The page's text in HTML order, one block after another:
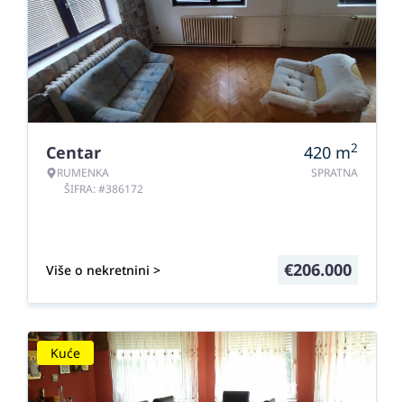
Centar
RUMENKA
ŠIFRA: #386172
420 m2
SPRATNA
Više o nekretnini > €206.000
Kuće